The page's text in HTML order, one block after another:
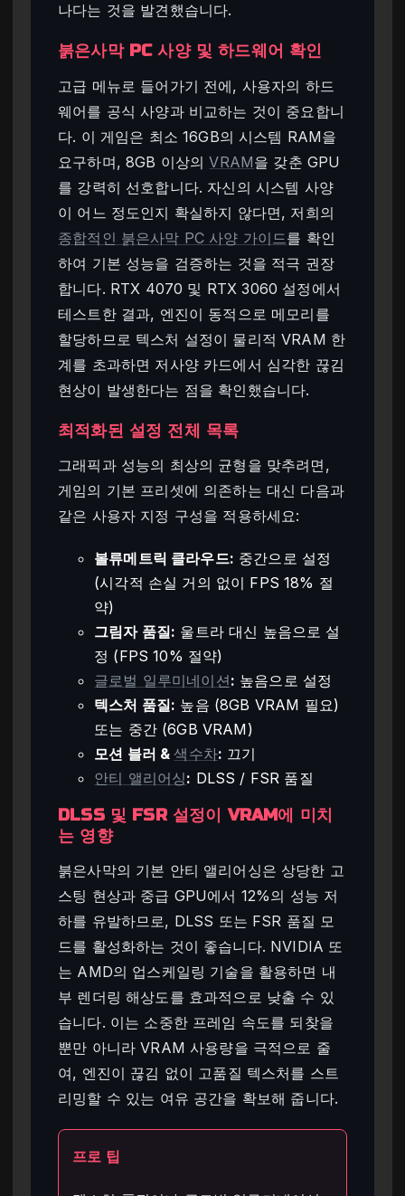
나다는 것을 발견했습니다.
붉은사막 PC 사양 및 하드웨어 확인
고급 메뉴로 들어가기 전에, 사용자의 하드
웨어를 공식 사양과 비교하는 것이 중요합니
다. 이 게임은 최소 16GB의 시스템 RAM을
요구하며, 8GB 이상의VRAM을 갖춘 GPU
를 강력히 선호합니다. 자신의 시스템 사양
이 어느 정도인지 확실하지 않다면, 저희의
종합적인 붉은사막 PC 사양 가이드를 확인
하여 기본 성능을 검증하는 것을 적극 권장
합니다. RTX 4070 및 RTX 3060 설정에서
테스트한 결과, 엔진이 동적으로 메모리를
할당하므로 텍스처 설정이 물리적 VRAM 한
계를 초과하면 저사양 카드에서 심각한 끊김
현상이 발생한다는 점을 확인했습니다.
최적화된 설정 전체 목록
그래픽과 성능의 최상의 균형을 맞추려면,
게임의 기본 프리셋에 의존하는 대신 다음과
같은 사용자 지정 구성을 적용하세요:
볼류메트릭 클라우드: 중간으로 설정
(시각적 손실 거의 없이 FPS 18% 절
약)
그림자 품질: 울트라 대신 높음으로 설
정 (FPS 10% 절약)
글로벌 일루미네이션: 높음으로 설정
텍스처 품질: 높음 (8GB VRAM 필요)
또는 중간 (6GB VRAM)
모션 블러 &색수차: 끄기
안티 앨리어싱: DLSS / FSR 품질
DLSS 및 FSR 설정이 VRAM에 미치
는 영향
붉은사막의 기본 안티 앨리어싱은 상당한 고
스팅 현상과 중급 GPU에서 12%의 성능 저
하를 유발하므로, DLSS 또는 FSR 품질 모
드를 활성화하는 것이 좋습니다. NVIDIA 또
는 AMD의 업스케일링 기술을 활용하면 내
부 렌더링 해상도를 효과적으로 낮출 수 있
습니다. 이는 소중한 프레임 속도를 되찾을
뿐만 아니라 VRAM 사용량을 극적으로 줄
여, 엔진이 끊김 없이 고품질 텍스처를 스트
리밍할 수 있는 여유 공간을 확보해 줍니다.
프로 팁